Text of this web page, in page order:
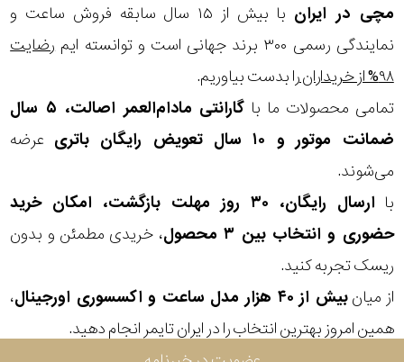
مچی در ایران
با بیش از ۱۵ سال سابقه فروش ساعت و
نمایندگی رسمی ۳۰۰ برند جهانی است و توانسته ایم
رضایت
۹۸% از خریداران
را بدست بیاوریم.
تمامی محصولات ما با
گارانتی مادام‌العمر اصالت، ۵ سال
ضمانت موتور و ۱۰ سال تعویض رایگان باتری
عرضه
می‌شوند.
با
ارسال رایگان، ۳۰ روز مهلت بازگشت، امکان خرید
حضوری و انتخاب بین ۳ محصول
، خریدی مطمئن و بدون
ریسک تجربه کنید.
از میانبیش از ۴۰ هزار مدل ساعت و اکسسوری اورجینال
،
همین امروز بهترین انتخاب را در ایران تایمر انجام دهید.
در
برابر
شکل
قاب
ویژگی